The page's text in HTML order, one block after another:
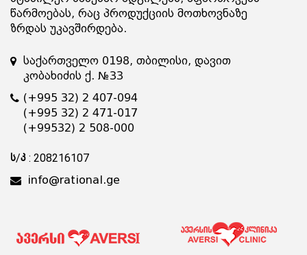
წარმოებას, რაც პროდუქციის მოთხოვნაზე
ზრდას უკავშირდება.
საქართველო 0198, თბილისი, დავით
კობახიძის ქ. №33
(+995 32) 2 407-094
(+995 32) 2 471-017
(+99532) 2 508-000
ს/კ : 208216107
info@rational.ge